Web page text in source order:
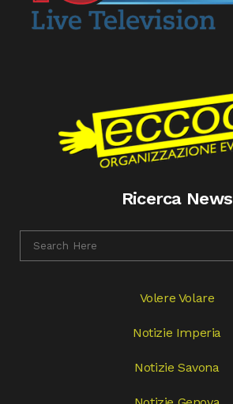
Ricerca News
Volere Volare
Notizie Imperia
Notizie Savona